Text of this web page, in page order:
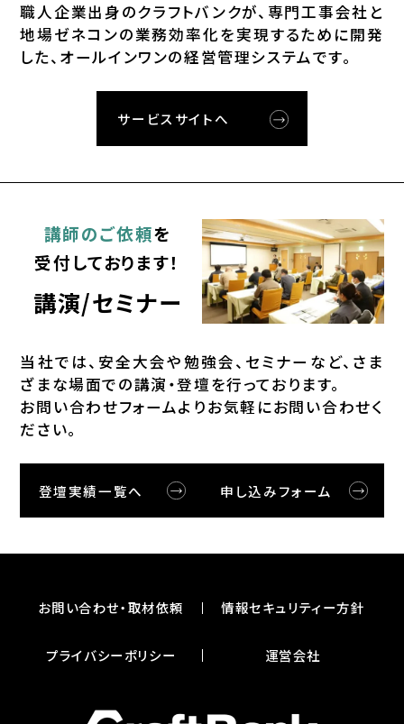
職⼈企業出⾝のクラフトバンクが、 専⾨⼯事会社と
地場ゼネコンの業務効率化を実現するために開発
した、オールインワンの経営管理システムです。
サービスサイトへ
講師のご依頼を
受付しております！
講演/セミナー
当社では、安全⼤会や勉強会、セミナーなど、さま
ざまな場⾯での講演・登壇を⾏っております。
お問い合わせフォームよりお気軽にお問い合わせく
ださい。
登壇実績一覧へ 申し込みフォーム
お問い合わせ・取材依頼 情報セキュリティー⽅針
プライバシーポリシー 運営会社